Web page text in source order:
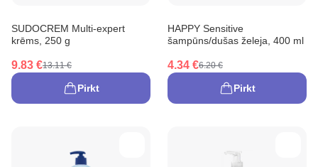
SUDOCREM Multi-expert
krēms, 250 g
9.83 €13.11 €
Pirkt
HAPPY Sensitive
šampūns/dušas želeja, 400 ml
4.34 €6.20 €
Pirkt